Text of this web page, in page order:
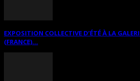
EXPOSITION COLLECTIVE D’ÉTÉ À LA
(FRANCE)...